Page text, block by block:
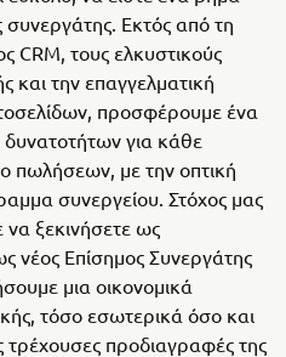
Εκτός από τη
CRM, τους ελκυστικούς
την επαγγελματική
προσφέρουμε ένα
για κάθε
πωλήσεων, με την οπτική
συνεργείου. Στόχος μας
να ξεκινήσετε ως
νέος Επίσημος Συνεργάτης
μια οικονομικά
τόσο εσωτερικά όσο και
προδιαγραφές της